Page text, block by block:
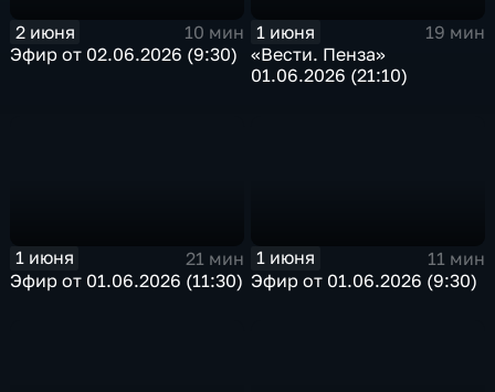
2 июня
10 мин
Эфир от 02.06.2026 (9:30)
1 июня
19 мин
«Вести. Пенза»
01.06.2026 (21:10)
1 июня
21 мин
Эфир от 01.06.2026 (11:30)
1 июня
11 мин
Эфир от 01.06.2026 (9:30)